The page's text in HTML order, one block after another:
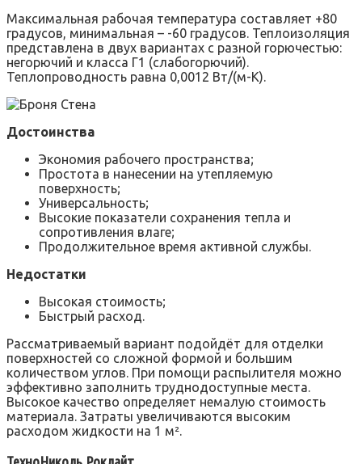
Максимальная рабочая температура составляет +80
градусов, минимальная – -60 градусов. Теплоизоляция
представлена в двух вариантах с разной горючестью:
негорючий и класса Г1 (слабогорючий).
Теплопроводность равна 0,0012 Вт/(м-К).
Достоинства
Экономия рабочего пространства;
Простота в нанесении на утепляемую
поверхность;
Универсальность;
Высокие показатели сохранения тепла и
сопротивления влаге;
Продолжительное время активной службы.
Недостатки
Высокая стоимость;
Быстрый расход.
Рассматриваемый вариант подойдёт для отделки
поверхностей со сложной формой и большим
количеством углов. При помощи распылителя можно
эффективно заполнить труднодоступные места.
Высокое качество определяет немалую стоимость
материала. Затраты увеличиваются высоким
расходом жидкости на 1 м².